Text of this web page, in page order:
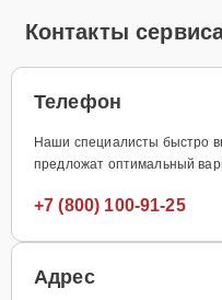
Контакты
Телефон
Наши специалисты быстро
предложат оптимальный
+7 (800) 100-91-25
Адрес